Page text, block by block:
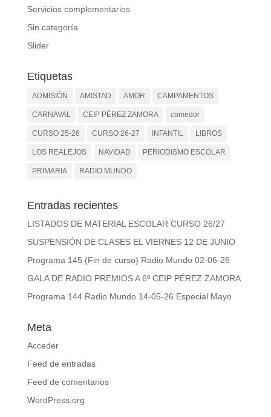
Servicios complementarios
Sin categoría
Slider
Etiquetas
ADMISIÓN AMISTAD AMOR CAMPAMENTOS
CARNAVAL CEIP PÉREZ ZAMORA comedor
CURSO 25-26 CURSO 26-27 INFANTIL LIBROS
LOS REALEJOS NAVIDAD PERIODISMO ESCOLAR
PRIMARIA RADIO MUNDO
Entradas recientes
LISTADOS DE MATERIAL ESCOLAR CURSO 26/27
SUSPENSIÓN DE CLASES EL VIERNES 12 DE JUNIO
Programa 145 (Fin de curso) Radio Mundo 02-06-26
GALA DE RADIO PREMIOS A 6º CEIP PÉREZ ZAMORA
Programa 144 Radio Mundo 14-05-26 Especial Mayo
Meta
Acceder
Feed de entradas
Feed de comentarios
WordPress.org